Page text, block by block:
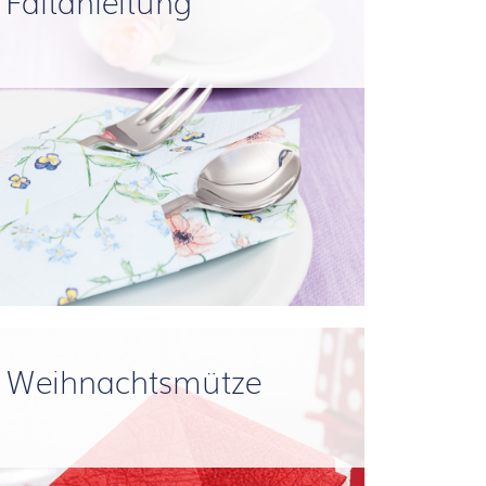
Weihnachtsmütze